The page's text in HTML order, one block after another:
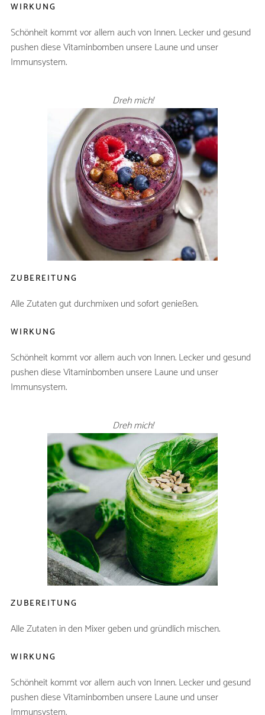
WIRKUNG
Schönheit kommt vor allem auch von Innen. Lecker und gesund
pushen diese Vitaminbomben unsere Laune und unser
Immunsystem.
Dreh mich!
WALDBEER GEIST -
SMOOTHIE
ZUTATEN
350ml
Orangensaft
1
Banane
450g
gemischte Waldbeeren
(tiefgefroren)
ZUBEREITUNG
Alle Zutaten gut durchmixen und sofort genießen.
WIRKUNG
Schönheit kommt vor allem auch von Innen. Lecker und gesund
pushen diese Vitaminbomben unsere Laune und unser
Immunsystem.
Dreh mich!
SWEET VEGGIE -
SMOOTHIE
ZUTATEN
150g
frischer Blattspinat (oder
TK)
150ml
Orangensaft
1
reife Banane
1 EL
Mandelmus
ZUBEREITUNG
Alle Zutaten in den Mixer geben und gründlich mischen.
WIRKUNG
Schönheit kommt vor allem auch von Innen. Lecker und gesund
pushen diese Vitaminbomben unsere Laune und unser